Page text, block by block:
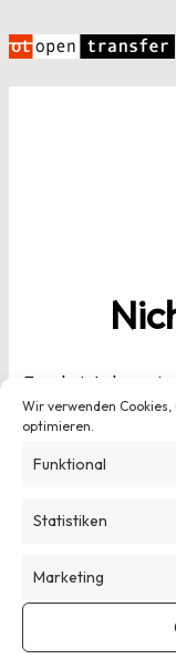
Wir verwenden
optimieren.
Funktional
Statistiken
Marketing
Inhalt
springen
Es scheint, dass wir
Home›Beiträge